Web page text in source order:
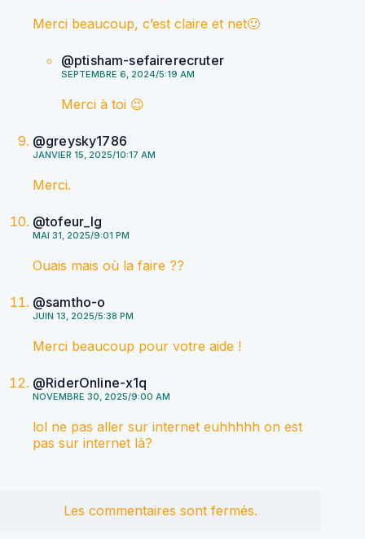
Merci beaucoup, c’est claire et net🙂
@ptisham-sefairerecruter
SEPTEMBRE 6, 2024/5:19 AM
Merci à toi 😉
@greysky1786
JANVIER 15, 2025/10:17 AM
Merci.
@tofeur_lg
MAI 31, 2025/9:01 PM
Ouais mais où la faire ??
@samtho-o
JUIN 13, 2025/5:38 PM
Merci beaucoup pour votre aide !
@RiderOnline-x1q
NOVEMBRE 30, 2025/9:00 AM
lol ne pas aller sur internet euhhhhh on est
pas sur internet là?
Les commentaires sont fermés.